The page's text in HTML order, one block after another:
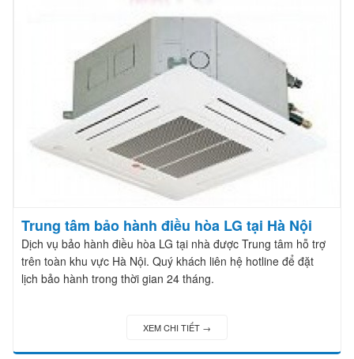
Trung tâm bảo hành điều hòa LG tại Hà Nội
Dịch vụ bảo hành điều hòa LG tại nhà được Trung tâm hỗ trợ
trên toàn khu vực Hà Nội. Quý khách liên hệ hotline để đặt
lịch bảo hành trong thời gian 24 tháng.
XEM CHI TIẾT →